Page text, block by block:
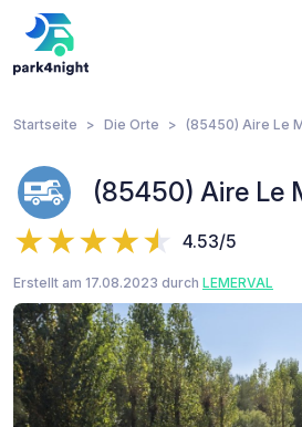
Startseite Die Orte (85450) Aire Le
(85450) Aire Le
4.53/5
Erstellt am 17.08.2023 durch LEMERVAL